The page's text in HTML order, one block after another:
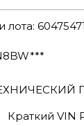
лота: 60475471
Краткий VIN